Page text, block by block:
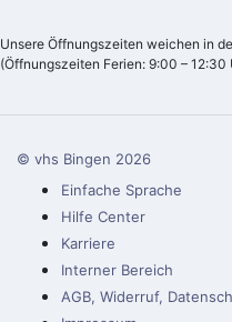
Unsere Öffnungszeiten weichen in
(Öffnungszeiten Ferien: 9:00 – 12:30
© vhs Bingen 2026
Einfache Sprache
Hilfe Center
Karriere
Interner Bereich
AGB, Widerruf,